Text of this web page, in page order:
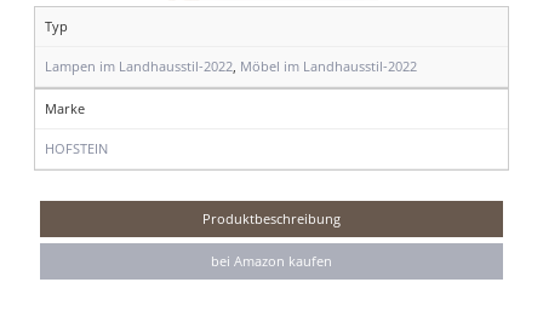
Typ
Lampen im Landhausstil-2022 Möbel im Landhausstil-2022
Marke
HOFSTEIN
Produktbeschreibung
bei Amazon kaufen